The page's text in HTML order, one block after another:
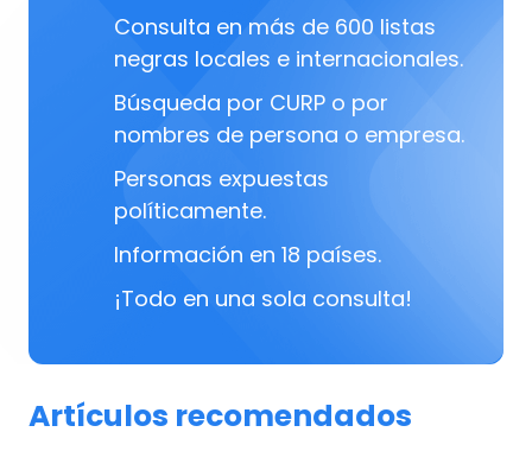
Consulta en más de 600 listas
negras locales e internacionales.
Búsqueda por CURP o por
nombres de persona o empresa.
Personas expuestas
políticamente.
Información en 18 países.
¡Todo en una sola consulta!
Artículos recomendados